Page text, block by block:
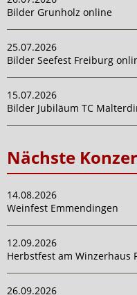
Bilder Grunholz online
25.07.2026
Bilder Seefest Freiburg
15.07.2026
Bilder Jubiläum TC
Nächste
14.08.2026
Weinfest Emmendingen
12.09.2026
Herbstfest am Winzerhaus
26.09.2026